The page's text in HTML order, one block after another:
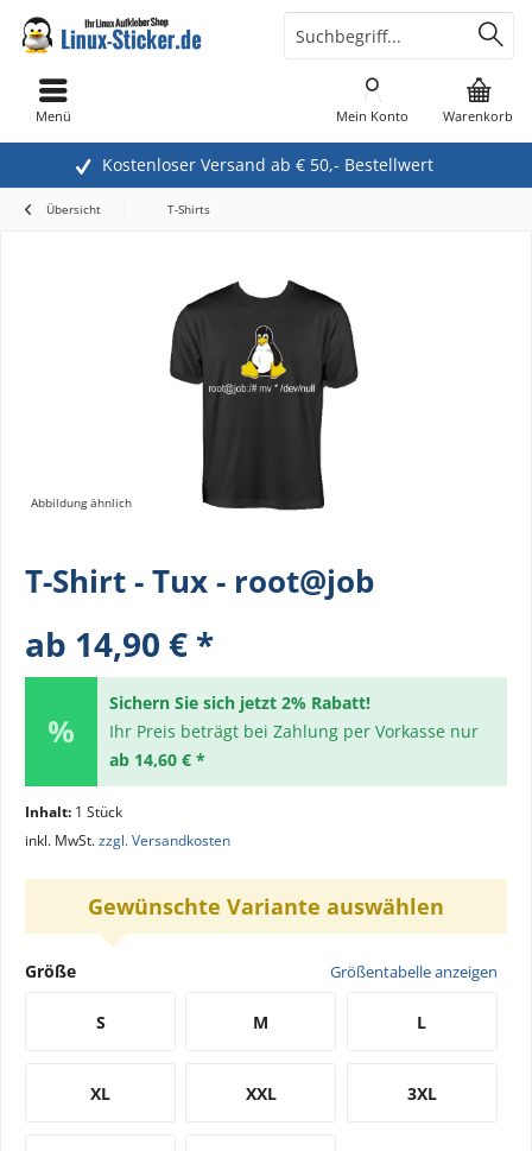
Kostenloser Versand ab € 50,- Bestellwert
Warenkorb
Mein Konto
Menü
Übersicht T-Shirts
Abbildung ähnlich
T-Shirt - Tux - root@job
ab 14,90 € *
Sichern Sie sich jetzt 2% Rabatt!
Ihr Preis beträgt bei Zahlung per Vorkasse nur
ab 14,60 € *
Inhalt: 1 Stück
inkl. MwSt.zzgl. Versandkosten
Gewünschte Variante auswählen
Größe Größentabelle anzeigen
S M L
XL XXL 3XL